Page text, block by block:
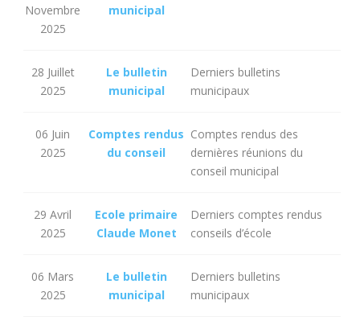
Novembre
2025
municipal
28 Juillet
2025
Le bulletin
municipal
Derniers bulletins
municipaux
06 Juin
2025
Comptes rendus
du conseil
Comptes rendus des
dernières réunions du
conseil municipal
29 Avril
2025
Ecole primaire
Claude Monet
Derniers comptes rendus
conseils d’école
06 Mars
2025
Le bulletin
municipal
Derniers bulletins
municipaux